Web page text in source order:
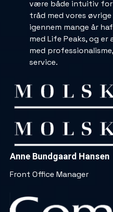
være både intuitiv
tråd med vores
igennem mange år
med Life Peaks, og
med
service.
Anne Bundgaard Hansen
Front Office Manager